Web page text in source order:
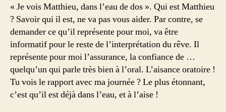
« Je vois Matthieu, dans l’eau de dos ». Qui est Matthieu
? Savoir qui il est, ne va pas vous aider. Par contre, se
demander ce qu’il représente pour moi, va être
informatif pour le reste de l’interprétation du rêve. Il
représente pour moi l’assurance, la confiance de …
quelqu’un qui parle très bien à l’oral. L’aisance oratoire !
Tu vois le rapport avec ma journée ? Le plus étonnant,
c’est qu’il est déjà dans l’eau, et à l’aise !